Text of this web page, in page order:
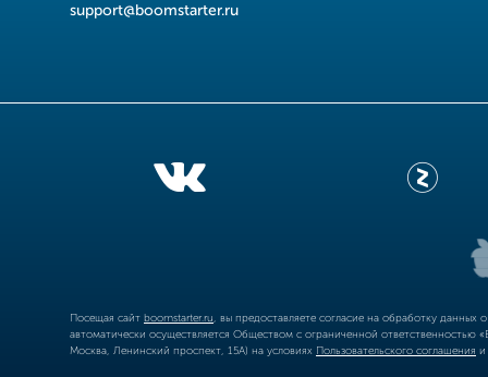
support@boomstarter.ru
Посещая сайт boomstarter.ru , вы предоставляете согласие на обработку
автоматически осуществляется Обществом с ограниченной
Москва, Ленинский проспект, 15А) на условиях Пользовательского соглашения и